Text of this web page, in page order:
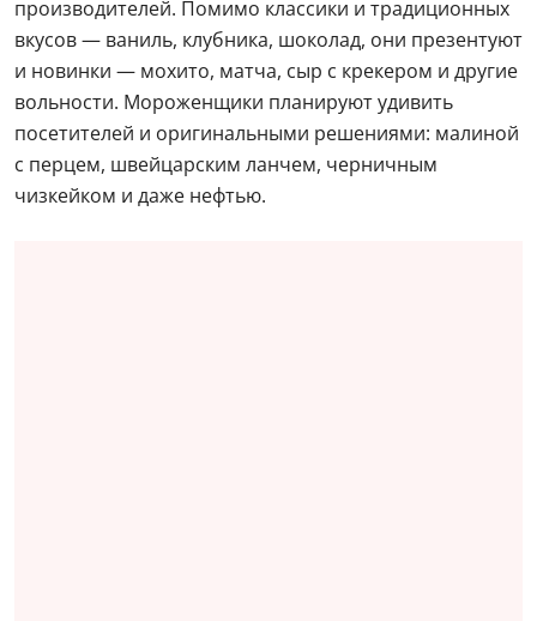
производителей. Помимо классики и традиционных
вкусов — ваниль, клубника, шоколад, они презентуют
и новинки — мохито, матча, сыр с крекером и другие
вольности. Мороженщики планируют удивить
посетителей и оригинальными решениями: малиной
с перцем, швейцарским ланчем, черничным
чизкейком и даже нефтью.